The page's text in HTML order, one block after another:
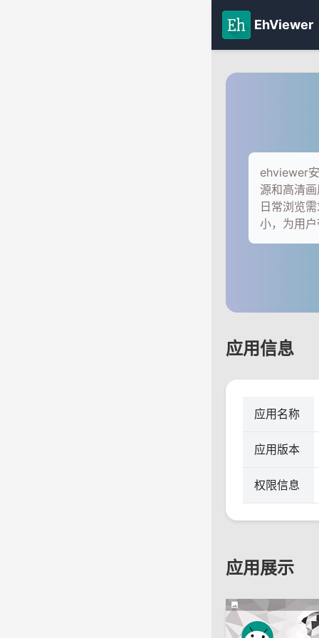
EhViewer
ehviewer
源和高清
日常浏览
小，为用
应用信息
应用名称
应用版本
权限信息
应用展示